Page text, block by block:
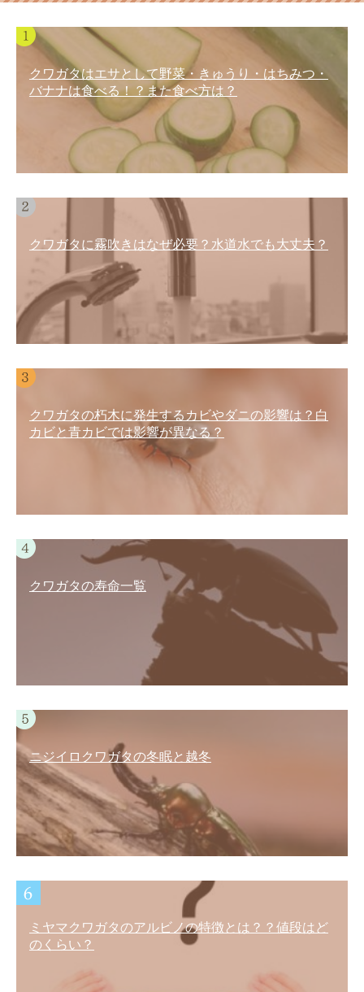
クワガタはエサとして野菜・きゅうり・はちみつ・
バナナは食べる！？また食べ方は？
クワガタに霧吹きはなぜ必要？水道水でも大丈夫？
クワガタの朽木に発生するカビやダニの影響は？白
カビと青カビでは影響が異なる？
クワガタの寿命一覧
ニジイロクワガタの冬眠と越冬
ミヤマクワガタのアルビノの特徴とは？？値段はど
のくらい？